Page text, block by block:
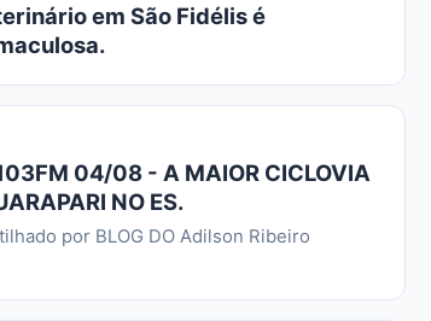
em São Fidélis é
04/08 - A MAIOR CICLOVIA
NO ES.
por BLOG DO Adilson Ribeiro